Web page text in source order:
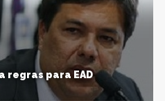
regras para EAD